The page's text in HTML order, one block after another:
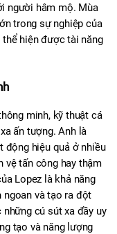
người hâm mộ. Mùa
trong sự nghiệp của
hiện được tài năng
minh, kỹ thuật cá
ấn tượng. Anh là
động hiệu quả ở nhiều
vệ tấn công hay thậm
Lopez là khả năng
ngoan và tạo ra đột
cú sút xa đầy uy
tạo và năng lượng